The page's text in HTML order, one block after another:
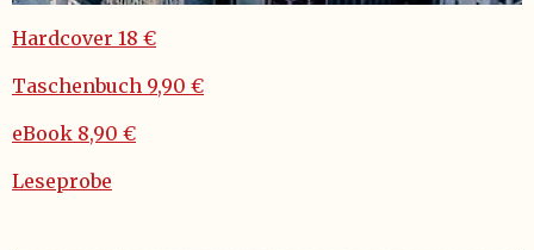
Hardcover 18 €
Taschenbuch 9,90 €
eBook 8,90 €
Leseprobe